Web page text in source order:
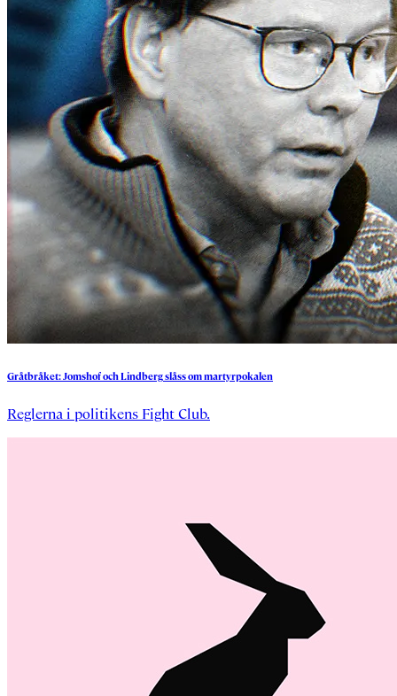
Gråtbråket:JomshofochLindbergslåssommartyrpokalen
Reglerna i politikens Fight Club.